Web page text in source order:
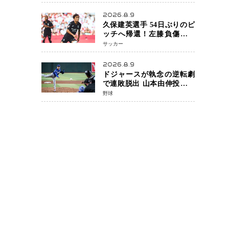
月5日発売決定 沖縄で“今し
か残せない姿”を撮影
2026.8.9
久保建英選手 54日ぶりのピ
ッチへ帰還！左膝負傷から
待望の実戦復帰
サッカー
2026.8.9
ドジャースが執念の逆転劇
で連敗脱出 山本由伸投手は
107球の力投 大谷翔平選手が
延長10回に勝利を呼び込む
野球